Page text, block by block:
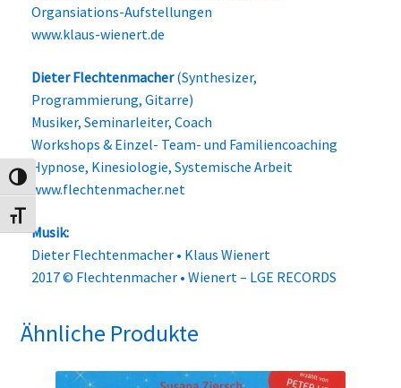
Umschalten auf hohe Kontraste
Schrift vergrößern
Organsiations-Aufstellungen
www.klaus-wienert.de
Dieter Flechtenmacher(Synthesizer,
Programmierung, Gitarre)
Musiker, Seminarleiter, Coach
Workshops & Einzel- Team- und Familiencoaching
Hypnose, Kinesiologie, Systemische Arbeit
www.flechtenmacher.net
Musik:
Dieter Flechtenmacher • Klaus Wienert
2017 © Flechtenmacher • Wienert – LGE RECORDS
Ähnliche Produkte